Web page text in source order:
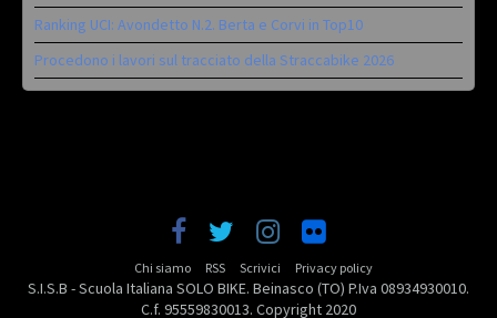
Ranking UCI: Avondetto N.2. Berta e Corvi in Top10
Procedono i lavori sul tracciato della Straccabike 2026
Chi siamo RSS Scrivici Privacy policy
S.I.S.B - Scuola Italiana SOLO BIKE. Beinasco (TO) P.Iva 08934930010.
C.f. 95559830013. Copyright 2020